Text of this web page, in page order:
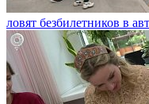
ловят безбилетников в